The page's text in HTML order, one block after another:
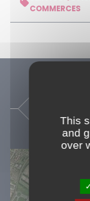
COMMERCES
This
and
over